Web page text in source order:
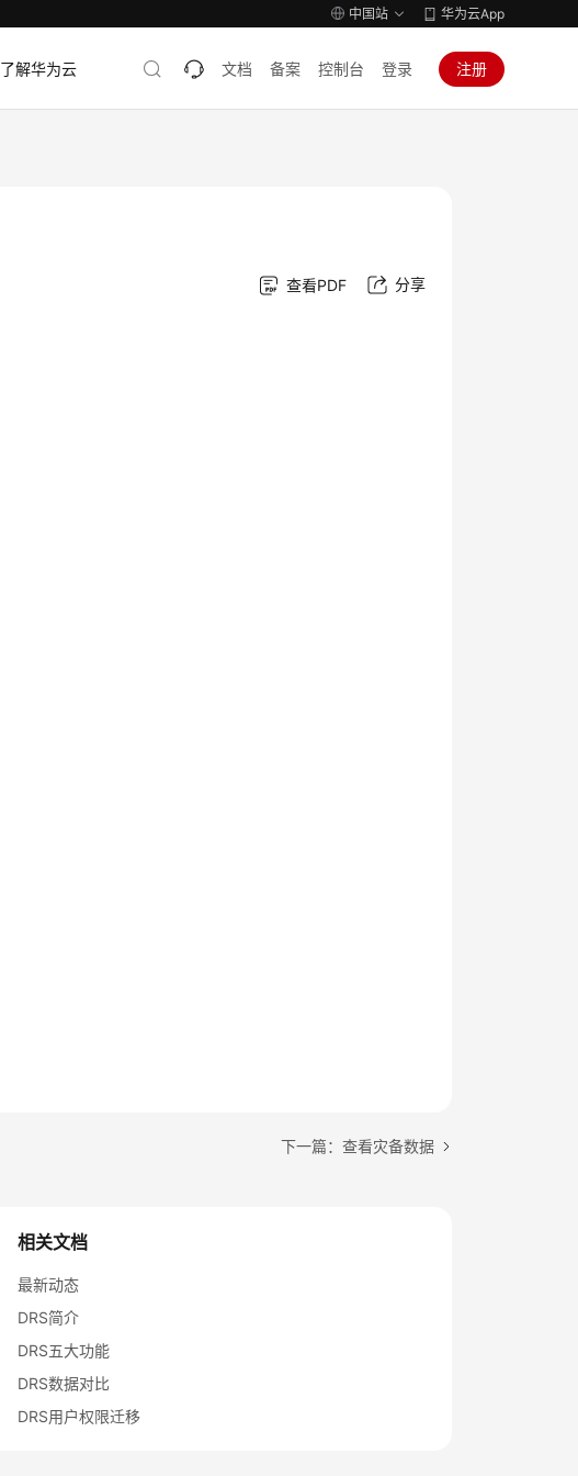
中国站 华为云App
了解华为云 文档 备案 控制台 登录 注册
查看PDF 分享
下一篇：查看灾备数据
相关文档
最新动态
DRS简介
DRS五大功能
DRS数据对比
DRS用户权限迁移